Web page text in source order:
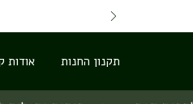
תקנון החנות אודות